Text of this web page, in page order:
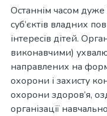
Останнім часом дуже
суб’єктів владних
інтересів дітей.
виконавчими)
направлених на
охорони і захисту
охорони здоров’я,
організації